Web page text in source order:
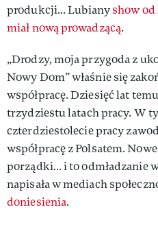
produkcji... Lubianyshow od
miał nową prowadzącą.
„Drodzy, moja przygoda z
Nowy Dom” właśnie się
współpracę. Dziesięć lat
trzydziestu latach pracy. W
czterdziestolecie pracy
współpracę z Polsatem.
porządki… i to odmładzanie
napisała w mediach
doniesienia.